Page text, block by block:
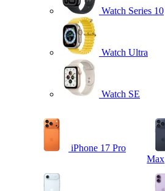
Watch Series 10
Watch Ultra
Watch SE
iPhone 17 Pro
Max